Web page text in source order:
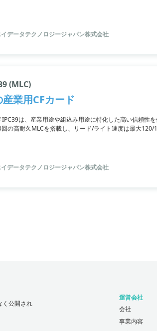
データテクノロジージャパン株式会社
(MLC)
業用CFカード
IPC39は、産業用途や組込み用途に特化した高い信頼性
の高耐久MLCを搭載し、リード/ライト速度は最大
を搭載しており、耐久性・信頼性・大容量のデータ容量
データテクノロジージャパン株式会社
く公開され
運営会社
会社
事業内容